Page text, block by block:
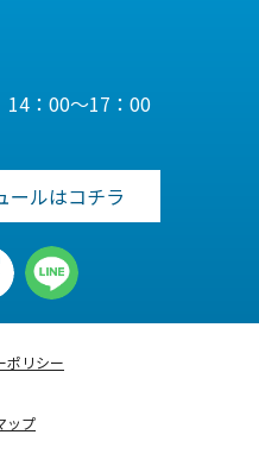
14：00～17：00
ールはコチラ
ポリシー
ップ